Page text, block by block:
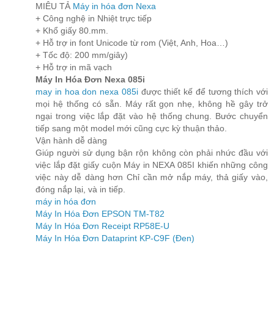
MIÊU TẢ Máy in hóa đơn Nexa
+ Công nghệ in Nhiệt trực tiếp
+ Khổ giấy 80.mm.
+ Hỗ trợ in font Unicode từ rom (Việt, Anh, Hoa…)
+ Tốc độ: 200 mm/giây)
+ Hỗ trợ in mã vạch
Máy In Hóa Đơn Nexa 085i
may in hoa don nexa 085iđược thiết kế để tương thích với
mọi hệ thống có sẵn. Máy rất gọn nhẹ, không hề gây trở
ngại trong việc lắp đặt vào hệ thống chung. Bước chuyển
tiếp sang một model mới cũng cực kỳ thuận thảo.
Vận hành dễ dàng
Giúp người sử dụng bận rộn không còn phải nhức đầu với
việc lắp đặt giấy cuộn Máy in NEXA 085I khiến những công
việc này dễ dàng hơn Chỉ cần mở nắp máy, thả giấy vào,
đóng nắp lại, và in tiếp.
máy in hóa đơn
Máy In Hóa Đơn EPSON TM-T82
Máy In Hóa Đơn Receipt RP58E-U
Máy In Hóa Đơn Dataprint KP-C9F (Đen)